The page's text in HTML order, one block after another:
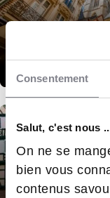
Consentement
Salut, c'est nous
On ne se
bien vous
contenus
Rouen